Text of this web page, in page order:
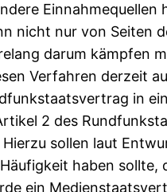
nicht nur von Seiten
darum kämpfen
Verfahren derzeit
in
2 des
sollen laut
haben
ein